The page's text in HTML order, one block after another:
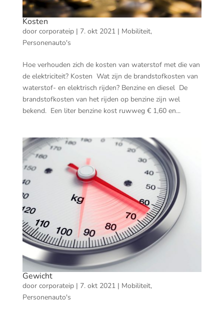
Kosten
door corporateip| 7. okt 2021| Mobiliteit,
Personenauto's
Hoe verhouden zich de kosten van waterstof met die van
de elektriciteit? Kosten Wat zijn de brandstofkosten van
waterstof- en elektrisch rijden? Benzine en diesel De
brandstofkosten van het rijden op benzine zijn wel
bekend. Een liter benzine kost ruwweg € 1,60 en...
Gewicht
door corporateip| 7. okt 2021| Mobiliteit,
Personenauto's